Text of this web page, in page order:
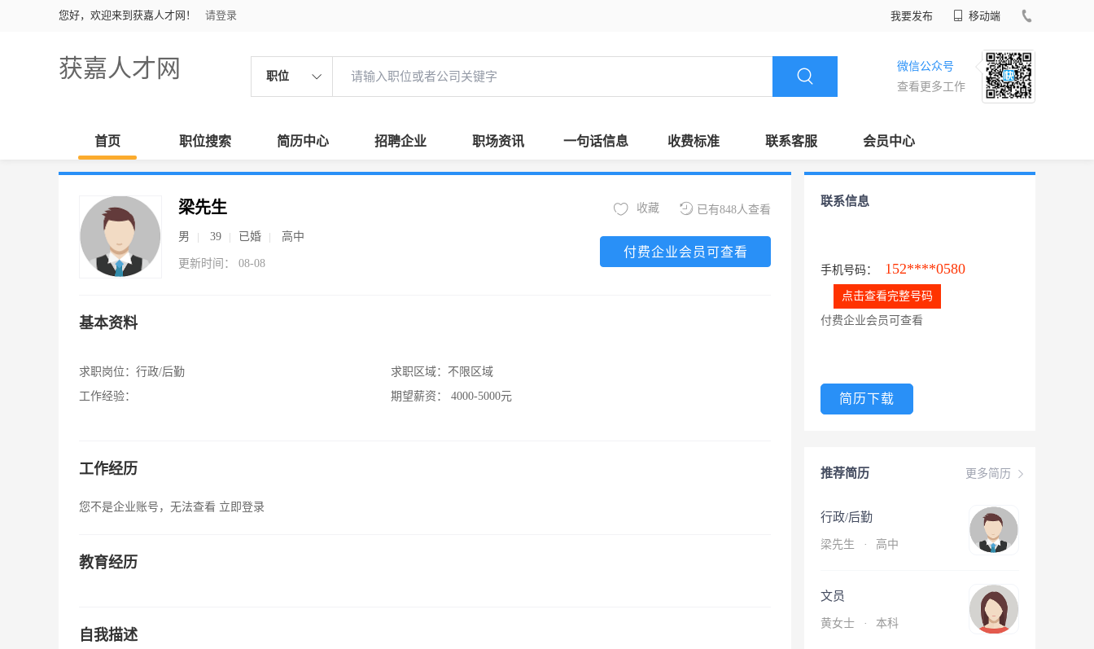
您好，欢迎来到获嘉人才网！ 请登录 我要发布 移动端
获嘉人才网 职位
微信公众号
查看更多工作
首页 职位搜索 简历中心 招聘企业 职场资讯 一句话信息 收费标准 联系客服 会员中心
梁先生
男 39 已婚 高中
更新时间： 08-08
已有848人查看
收藏
付费企业会员可查看
基本资料
求职岗位： 行政/后勤
工作经验：
求职区域： 不限区域
期望薪资：
4000-5000元
工作经历
您不是企业账号，无法查看 立即登录
教育经历
自我描述
联系信息
手机号码： 152****0580
点击查看完整号码
付费企业会员可查看
简历下载
更多简历
推荐简历
行政/后勤
梁先生 · 高中
文员
黄女士 · 本科